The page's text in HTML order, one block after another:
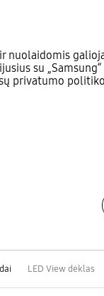
su
privatumo
LED View dėklas